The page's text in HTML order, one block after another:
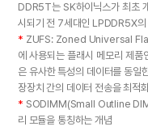
DDR5T는 SK하이닉스가 최초
시되기 전 7세대인 LPDDR5X의
* ZUFS: Zoned Universal
에 사용되는 플래시 메모리 제
은 유사한 특성의 데이터를 동일
장장치 간의 데이터 전송을 최적
* SODIMM(Small Outline
리 모듈을 통칭하는 개념